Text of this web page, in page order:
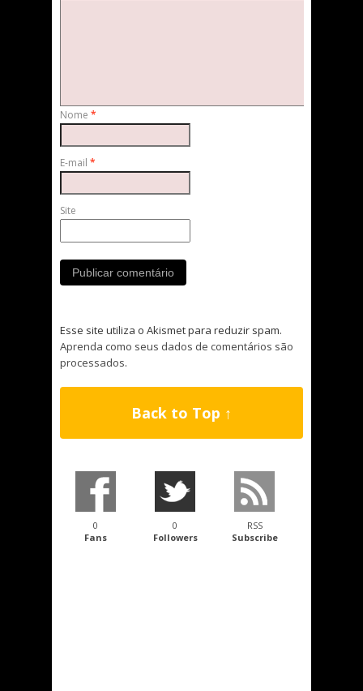
Nome *
E-mail *
Site
Esse site utiliza o Akismet para reduzir spam.
Aprenda como seus dados de comentários são
processados.
Back to Top ↑
0
Fans
0
Followers
RSS
Subscribe